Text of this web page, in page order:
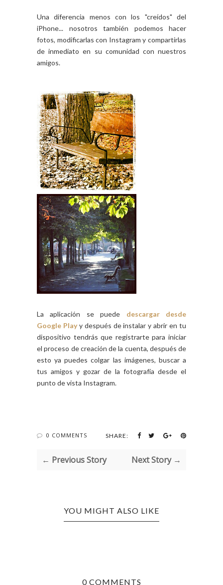
Una diferencia menos con los "creídos" del
iPhone... nosotros también podemos hacer
fotos, modificarlas con Instagram y compartirlas
de inmediato en su comunidad con nuestros
amigos.
La aplicación se puede descargar desde
Google Playy después de instalar y abrir en tu
dispositivo tendrás que registrarte para iniciar
el proceso de creación de la cuenta, después de
esto ya puedes colgar las imágenes, buscar a
tus amigos y gozar de la fotografía desde el
punto de vista Instagram.
0 COMMENTS SHARE:
← Previous Story Next Story →
YOU MIGHT ALSO LIKE
0 COMMENTS